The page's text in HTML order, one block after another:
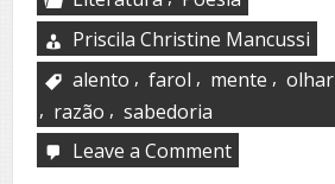
Priscila Christine Mancussi
alento , farol , mente , olhar
, razão , sabedoria
Leave a Commenton